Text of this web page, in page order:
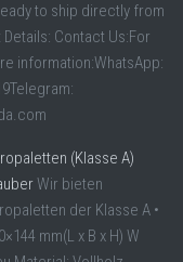
to ship directly from
Contact Us:For
information:WhatsApp:
(Klasse A)
Wir bieten
der Klasse A •
mm(L x B x H) W